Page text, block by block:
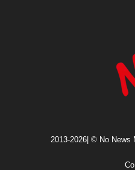
2013-2026| © No News